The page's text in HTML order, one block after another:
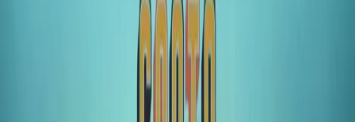
SÍLVIA PÉREZ CRUZ
WIN METAWIN